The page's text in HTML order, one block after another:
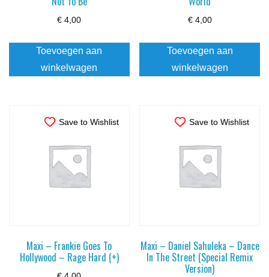
€ 4,00
Toevoegen aan
winkelwagen
€4,00
Toevoegen aan
winkelwagen
Save to Wishlist
Maxi – Frankie Goes To
Hollywood – Rage Hard (+)
Save to Wishlist
Maxi – Daniel Sahuleka – Dance
In The Street (Special Remix
Version)